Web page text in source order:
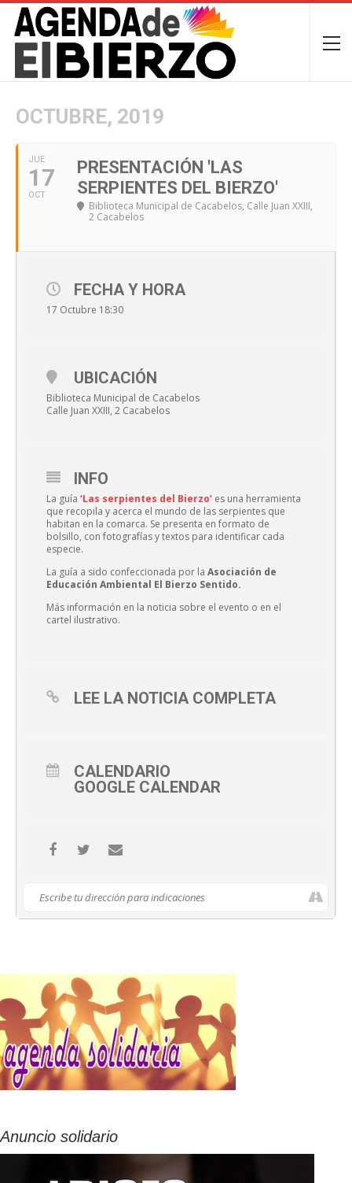
OCTUBRE, 2019
JUE
17
OCT
PRESENTACIÓN 'LAS
SERPIENTES DEL BIERZO'
Biblioteca Municipal de Cacabelos, Calle Juan XXIII,
2 Cacabelos
FECHA Y HORA
17 Octubre 18:30
UBICACIÓN
Biblioteca Municipal de Cacabelos
Calle Juan XXIII, 2 Cacabelos
INFO
La guía ‘Las serpientes del Bierzo’ es una herramienta
que recopila y acerca el mundo de las serpientes que
habitan en la comarca. Se presenta en formato de
bolsillo, con fotografías y textos para identificar cada
especie.
La guía a sido confeccionada por la Asociación de
Educación Ambiental El Bierzo Sentido.
Más información en la noticia sobre el evento o en el
cartel ilustrativo.
LEE LA NOTICIA COMPLETA
CALENDARIO
GOOGLE CALENDAR
Anuncio solidario